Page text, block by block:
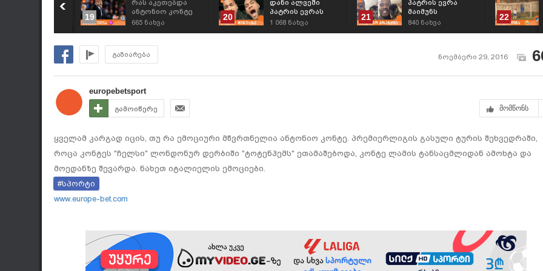
- მიულერი
19
რას აკეთებდა
ანტონიო კონტე
ტოტენჰემთან
665 ნახვა
20
დანი ალვეში
პატრის ევრას
ტალღაზე გადავიდა
1 068 ნახვა
21
პატრის ევრა
მაიმუნს
დაუმეგობრდა
840 ნახვა
22
გაზიარება ნოემბერი 29, 2016
europebetsport
გამოიწერე მომწონს
ყველამ კარგად იცის, თუ რა ემოციური მწვრთნელია ანტონიო კონტე. პრემიერლიგის გასული ტურის შეხვედრაში,
როცა კონტეს "ჩელსი" ლონდონურ დერბიში "ტოტენჰემს" ეთამაშებოდა, კონტე ლამის ტანსაცმლიდან ამოხტა და
მოედანზე შევარდა. ნახეთ იტალიელის ემოციები.
#სპორტი
www.europe-bet.com